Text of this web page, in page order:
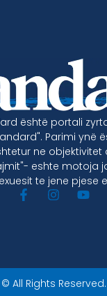
është portali
Parimi ynë
ne objektivitet
eshte motoja
te jene pjese
© All Rights Reserved.